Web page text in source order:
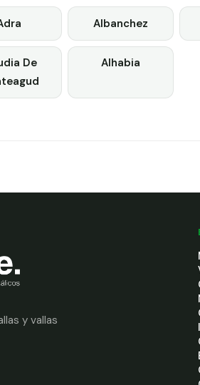
Albanchez
De
Alhabia
y vallas